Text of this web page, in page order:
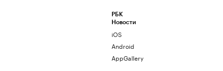
РБК
Новости
iOS
Android
AppGallery